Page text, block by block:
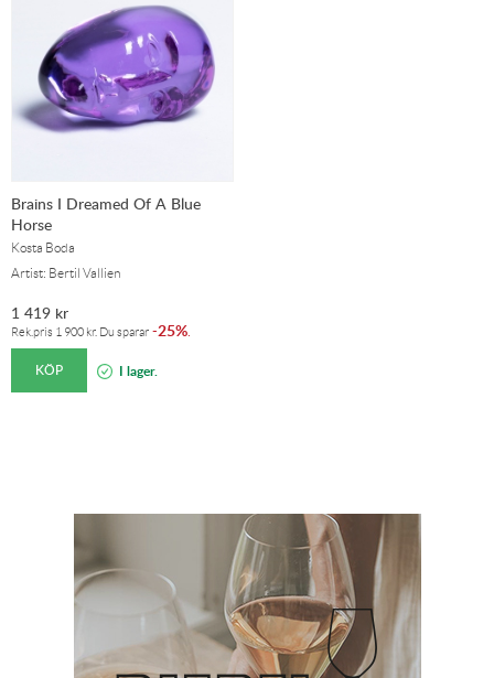
Brains I Dreamed Of A Blue
Horse
Kosta Boda
Artist: Bertil Vallien
1 419 kr
Rek.pris 1 900 kr. Du sparar -25%
KÖP I lager.